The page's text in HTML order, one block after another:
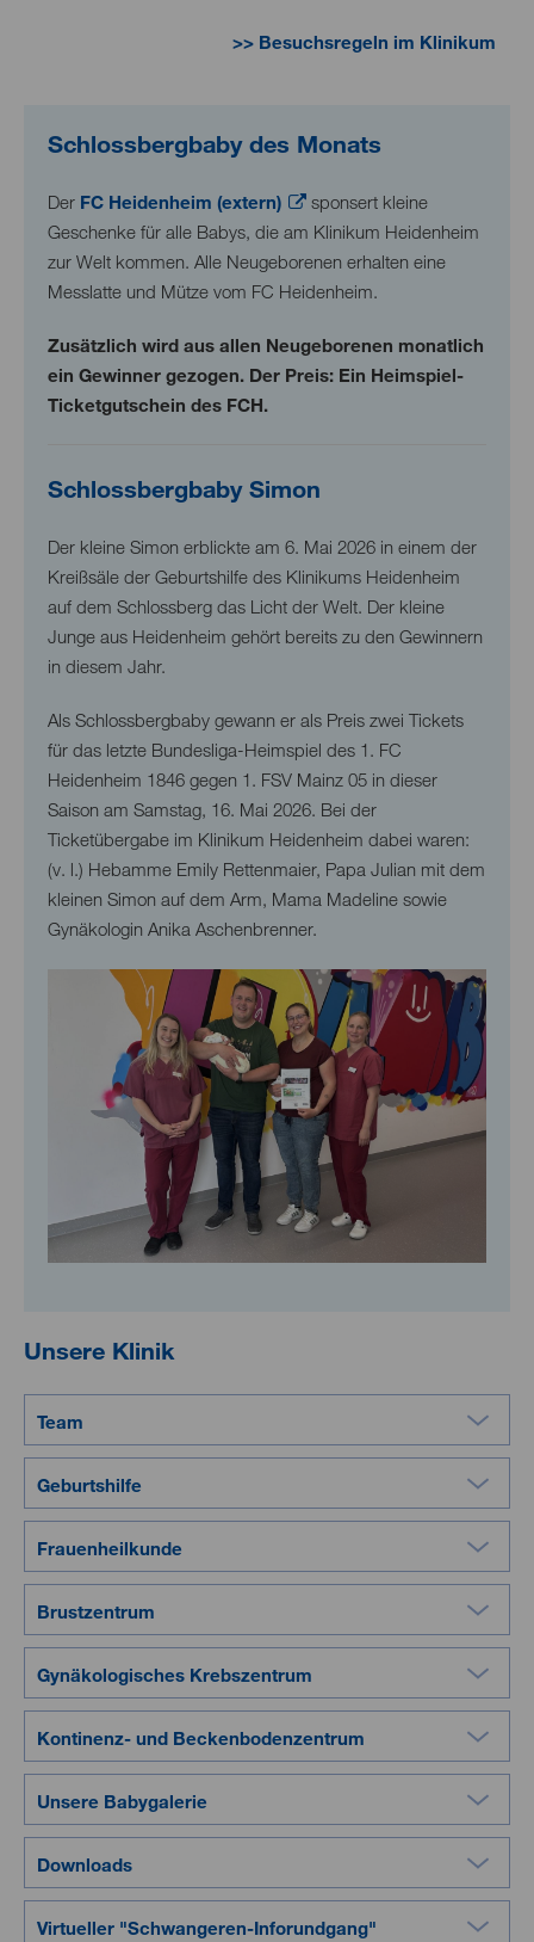
>> Besuchsregeln im Klinikum
Schlossbergbaby des Monats
Der FC Heidenheim (extern)
sponsert kleine
Geschenke für alle Babys, die am Klinikum Heidenheim
zur Welt kommen. Alle Neugeborenen erhalten eine
Messlatte und Mütze vom FC Heidenheim.
Zusätzlich wird aus allen Neugeborenen monatlich
ein Gewinner gezogen. Der Preis: Ein Heimspiel-
Ticketgutschein des FCH.
Schlossbergbaby Simon
Der kleine Simon erblickte am 6. Mai 2026 in einem der
Kreißsäle der Geburtshilfe des Klinikums Heidenheim
auf dem Schlossberg das Licht der Welt. Der kleine
Junge aus Heidenheim gehört bereits zu den Gewinnern
in diesem Jahr.
Als Schlossbergbaby gewann er als Preis zwei Tickets
für das letzte Bundesliga-Heimspiel des 1. FC
Heidenheim 1846 gegen 1. FSV Mainz 05 in dieser
Saison am Samstag, 16. Mai 2026. Bei der
Ticketübergabe im Klinikum Heidenheim dabei waren:
(v. l.) Hebamme Emily Rettenmaier, Papa Julian mit dem
kleinen Simon auf dem Arm, Mama Madeline sowie
Gynäkologin Anika Aschenbrenner.
Unsere Klinik
Team
Geburtshilfe
Frauenheilkunde
Brustzentrum
Gynäkologisches Krebszentrum
Kontinenz- und Beckenbodenzentrum
Unsere Babygalerie
Downloads
Virtueller "Schwangeren-Inforundgang"